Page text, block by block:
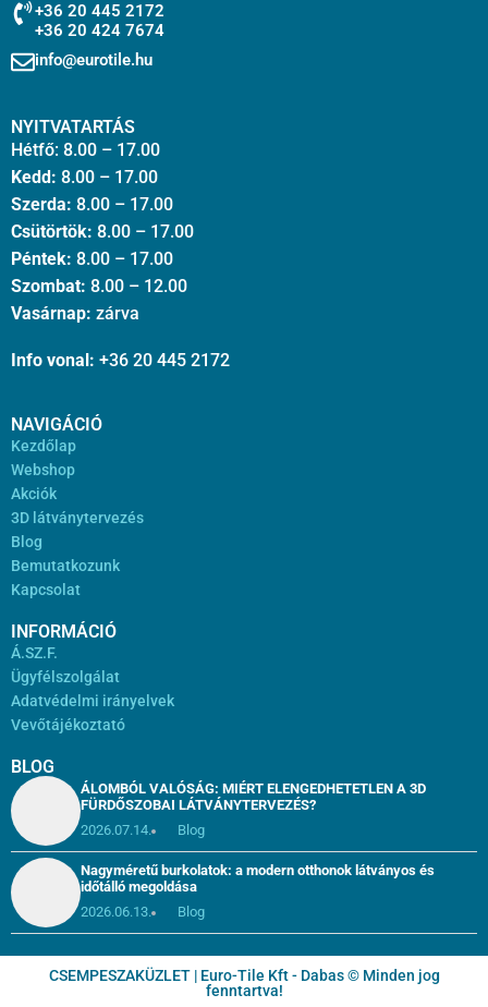
+36 20 445 2172
+36 20 424 7674
info@eurotile.hu
NYITVATARTÁS
Hétfő: 8.00 – 17.00
Kedd: 8.00 – 17.00
Szerda: 8.00 – 17.00
Csütörtök: 8.00 – 17.00
Péntek: 8.00 – 17.00
Szombat: 8.00 – 12.00
Vasárnap: zárva
Info vonal: +36 20 445 2172
NAVIGÁCIÓ
Kezdőlap
Webshop
Akciók
3D látványtervezés
Blog
Bemutatkozunk
Kapcsolat
INFORMÁCIÓ
Á.SZ.F.
Ügyfélszolgálat
Adatvédelmi irányelvek
Vevőtájékoztató
BLOG
ÁLOMBÓL VALÓSÁG: MIÉRT ELENGEDHETETLEN A 3D
FÜRDŐSZOBAI LÁTVÁNYTERVEZÉS?
2026.07.14.
Blog
Nagyméretű burkolatok: a modern otthonok látványos és
időtálló megoldása
2026.06.13.
Blog
CSEMPESZAKÜZLET | Euro-Tile Kft - Dabas © Minden jog
fenntartva!